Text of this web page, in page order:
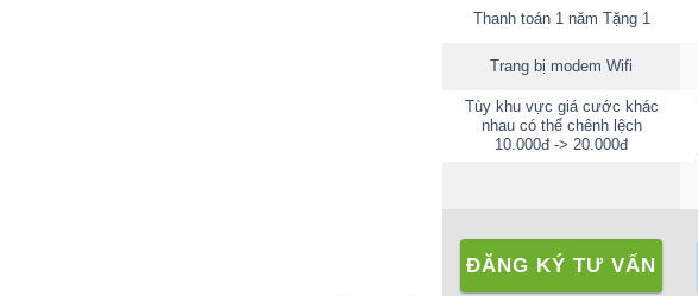
Thanh toán 1 năm Tặng 1
Trang bị modem Wifi
Tùy khu vực giá cước khác
nhau có thể chênh lệch
10.000đ -> 20.000đ
ĐĂNG KÝ TƯ VẤN